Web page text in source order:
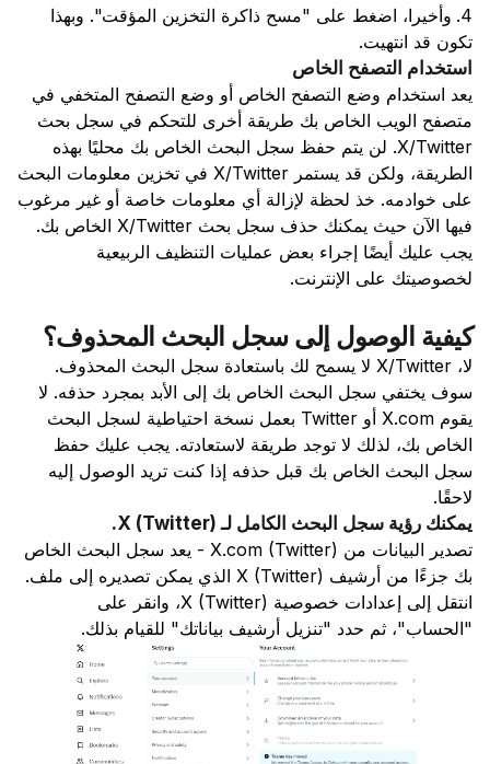
وأخيرا، اضغط على "مسح ذاكرة التخزين المؤقت". وبهذا
تكون قد انتهيت.
استخدام التصفح الخاص
يعد استخدام وضع التصفح الخاص أو وضع التصفح المتخفي في
متصفح الويب الخاص بك طريقة أخرى للتحكم في سجل بحث
X/Twitter. لن يتم حفظ سجل البحث الخاص بك محليًا بهذه
الطريقة، ولكن قد يستمر X/Twitter في تخزين معلومات البحث
على خوادمه. خذ لحظة لإزالة أي معلومات خاصة أو غير مرغوب
فيها الآن حيث يمكنك حذف سجل بحث X/Twitter الخاص بك.
يجب عليك أيضًا إجراء بعض عمليات التنظيف الربيعية
لخصوصيتك على الإنترنت.
كيفية الوصول إلى سجل البحث المحذوف؟
لا، X/Twitter لا يسمح لك باستعادة سجل البحث المحذوف.
سوف يختفي سجل البحث الخاص بك إلى الأبد بمجرد حذفه. لا
يقوم X.com أو Twitter بعمل نسخة احتياطية لسجل البحث
الخاص بك، لذلك لا توجد طريقة لاستعادته. يجب عليك حفظ
سجل البحث الخاص بك قبل حذفه إذا كنت تريد الوصول إليه
لاحقًا.
يمكنك رؤية سجل البحث الكامل لـ X (Twitter).
تصدير البيانات من X.com (Twitter) - يعد سجل البحث الخاص
بك جزءًا من أرشيف X (Twitter) الذي يمكن تصديره إلى ملف.
انتقل إلى إعدادات خصوصية X (Twitter)، وانقر على
"الحساب"، ثم حدد "تنزيل أرشيف بياناتك" للقيام بذلك.